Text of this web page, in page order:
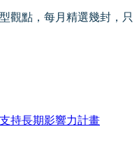
觀點，每月精選幾封，只
支持長期影響力計畫